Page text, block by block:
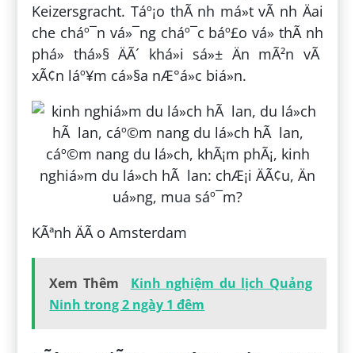
Keizersgracht. Táº¡o thÃ nh má»t vÃ nh Äai
che cháº¯n vá»¯ng cháº¯c báº£o vá» thÃ nh
phá» thá»§ ÄÃ´ khá»i sá»± Än mÃ²n vÃ
xÃ¢n láº¥m cá»§a nÆ°á»c biá»n.
KÃªnh ÄÃ o Amsterdam
Xem Thêm
Kinh nghiệm du lịch Quảng
Ninh trong 2 ngày 1 đêm